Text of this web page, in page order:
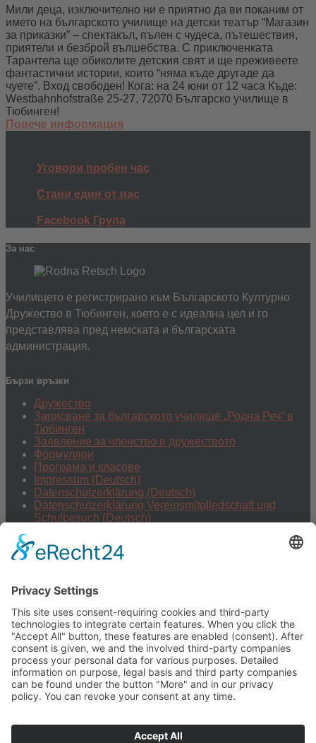
Мили деца, изключително ни е приятно да ви поканим от
името на българското училище на детски театър “Магазин
за приказки” – спектакъл, пълен с чудеса, пътешествия,
приятели и безброй вълшебства. С приключенката
Тарантела ще обиколите детския свят и ще преживеете
фантастични истории, които “няма къде другаде да
чуете”. Вход свободен! Кога: на 24 юни от 12 часа Къде:
Westbahnhofstraße 25-27, 72070 Българско училище в
Тюбинген!
Повече информация
Уговори пробен час
Стани един от нас
Facebook Група
За нас
Училището е регистрирано към Българското Културно
Дружество в Тюбинген, което е с идеална цел и го
представлява пред немската и българската
администрация.
Бързи връзки
Дружество
Записване за българското училище „Родна Реч“ в
Тюбинген
Заявление за членство в дружеството
Формуляри
Програма и класове
Impressum (Deutsch)
Datenschutzerklärung (Deutsch)
Datenschutzerklärung Vereinsmitgliedschaft und
Schulbesuch (Deutsch)
Facebook Група: Българско училище в Тюбинген !
Следвай ни в Instagram
Информация за училището
Събота в училището от 10:00 до 12:30